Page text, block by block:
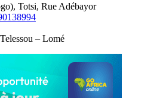
Totsi, Rue Adébayor
– Lomé